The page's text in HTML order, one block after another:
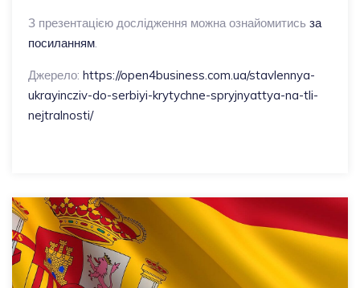
З презентацією дослідження можна ознайомитись за
посиланням.
Джерело: https://open4business.com.ua/stavlennya-
ukrayincziv-do-serbiyi-krytychne-spryjnyattya-na-tli-
nejtralnosti/